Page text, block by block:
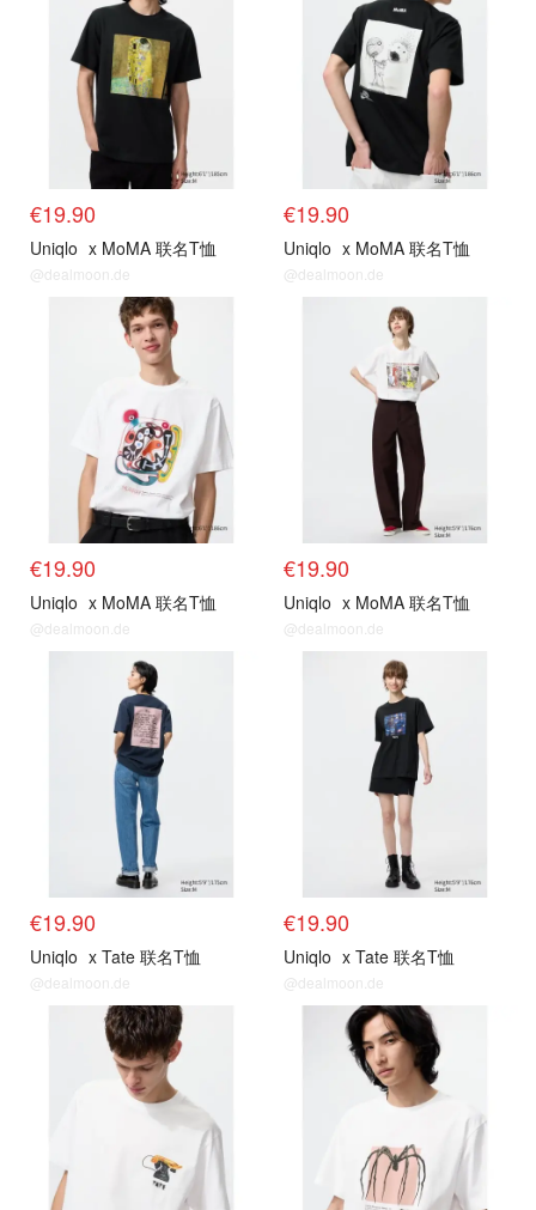
€19.90
Uniqlo x MoMA 联名T恤
@dealmoon.de
€19.90
Uniqlo x MoMA 联名T恤
@dealmoon.de
€19.90
Uniqlo x MoMA 联名T恤
@dealmoon.de
€19.90
Uniqlo x MoMA 联名T恤
@dealmoon.de
€19.90
Uniqlo x Tate 联名T恤
@dealmoon.de
€19.90
Uniqlo x Tate 联名T恤
@dealmoon.de